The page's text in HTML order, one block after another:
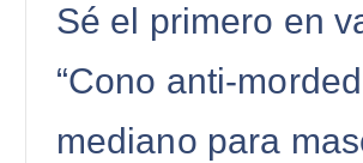
Sé el primero en
“Cono anti-
mediano para